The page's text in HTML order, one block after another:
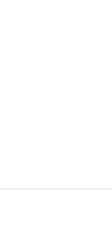
heeft na de
mede dankzij diverse
smaak en
en nu is de
een eigen store and
uitschenker.